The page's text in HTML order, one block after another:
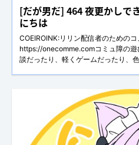
[だが男だ] 464 夜更かしで
にちは
COEIROINK:リリン配信者のためのコ
https://onecomme.comコミュ障の
談だったり、軽くゲームだったり、